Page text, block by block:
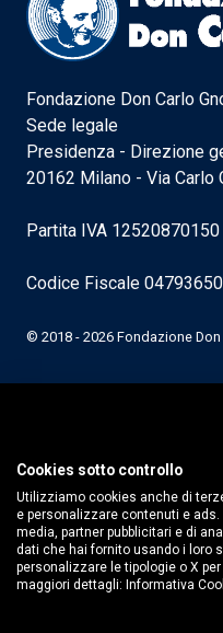
Fondazione Don Carlo
Sede legale
Presidenza - Direzione
20162 Milano - Via Carlo
Partita IVA 12520870150
Codice Fiscale
© 2018 - 2026 Fondazione
Cookies sotto controllo
Utilizziamo cookies anche di
e personalizzare contenuti e
media, partner pubblicitari e di
dati che hai fornito usando i loro
personalizzare le tipologie o X
maggiori dettagli: Informativa